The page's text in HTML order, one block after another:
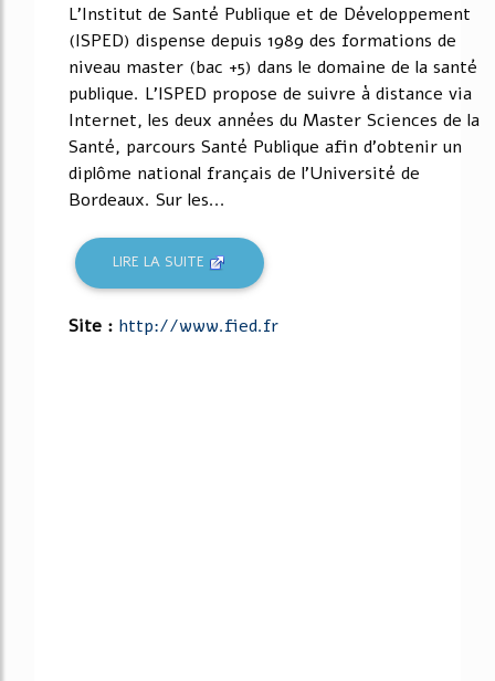
L'Institut de Santé Publique et de Développement
(ISPED) dispense depuis 1989 des formations de
niveau master (bac +5) dans le domaine de la santé
publique. L'ISPED propose de suivre à distance via
Internet, les deux années du Master Sciences de la
Santé, parcours Santé Publique afin d'obtenir un
diplôme national français de l'Université de
Bordeaux. Sur les...
LIRE LA SUITE
Site : http://www.fied.fr